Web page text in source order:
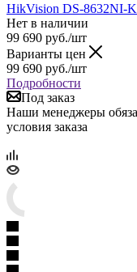
HikVision DS-8632NI-
Нет в наличии
99 690 руб./шт
Варианты цен
99 690 руб./шт
Подробности
Под заказ
Наши менеджеры
условия заказа